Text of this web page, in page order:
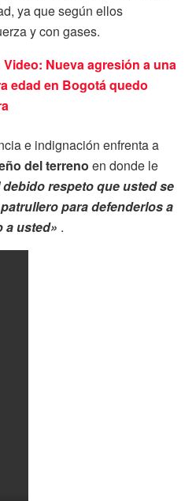
ya que según ellos
y con gases.
Video: Nueva agresión a una
edad en Bogotá quedo
e indignación enfrenta a
del terreno en donde le
debido respeto que usted se
para defenderlos a
a usted» .